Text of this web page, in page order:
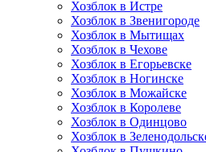
Хозблок в Истре
Хозблок в Звенигороде
Хозблок в Мытищах
Хозблок в Чехове
Хозблок в Егорьевске
Хозблок в Ногинске
Хозблок в Можайске
Хозблок в Королеве
Хозблок в Одинцово
Хозблок в